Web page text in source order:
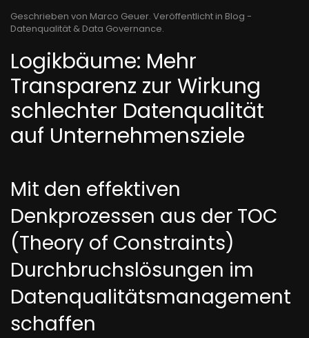
Geschrieben von Marco Geuer. Veröffentlicht in Blog -
Datenqualität & Data Governance.
Logikbäume: Mehr
Transparenz zur Wirkung
schlechter Datenqualität
auf Unternehmensziele
Mit den effektiven
Denkprozessen aus der TOC
(Theory of Constraints)
Durchbruchslösungen im
Datenqualitätsmanagement
schaffen